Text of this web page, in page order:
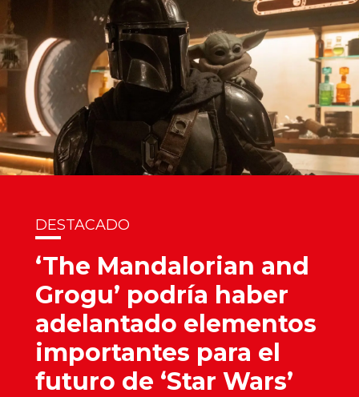
DESTACADO
‘The Mandalorian and
Grogu’ podría haber
adelantado elementos
importantes para el
futuro de ‘Star Wars’